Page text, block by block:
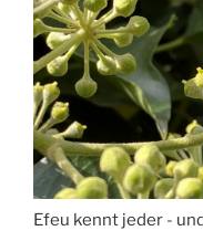
Efeu kennt jeder -